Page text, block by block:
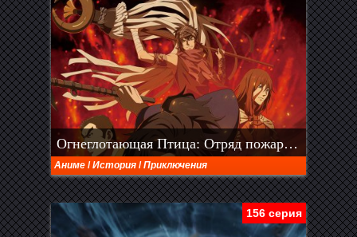
Огнеглотающая Птица: Отряд пожарных-оборванцев из Усю (2026)
Аниме /История /Приключения
156 серия